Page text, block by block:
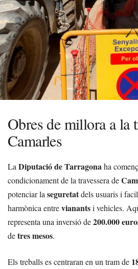
Obres de millora a la
Camarles
La Diputació de Tarragonaha
condicionament de la travessera de
potenciar la seguretatdels usuaris i
harmònica entrevianantsi vehicles.
representa una inversió de200.000
detres mesos.
Els treballs es centraran en un tram de